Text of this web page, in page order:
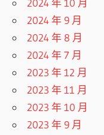
2024 年 10 月
2024 年 9 月
2024 年 8 月
2024 年 7 月
2023 年 12 月
2023 年 11 月
2023 年 10 月
2023 年 9 月